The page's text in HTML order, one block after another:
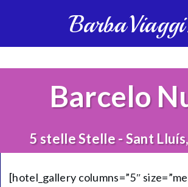
Barcelo
5 stelle Stelle - Sant
[hotel_gallery columns=”5″